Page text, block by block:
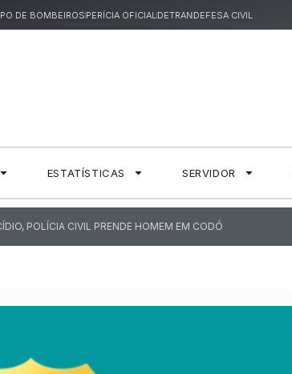
DE BOMBEIROSPERÍCIA OFICIALDETRANDEFESA CIVIL
ESTATÍSTICAS SERVIDOR
POLÍCIA CIVIL PRENDE HOMEM EM CODÓ